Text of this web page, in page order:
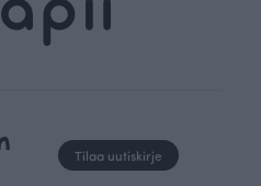
Tilaa uutiskirje